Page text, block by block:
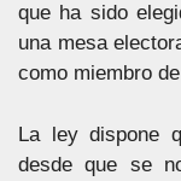
que ha sido
una mesa
como miembro
La ley dispone
desde que se